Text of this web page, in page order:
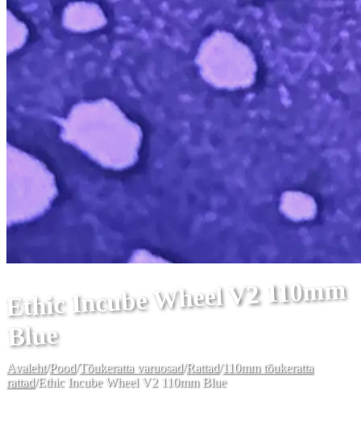
Ethic Incube Wheel V2 110mm
Blue
Avaleht/Pood/Tõukeratta varuosad/Rattad/110mm tõukeratta
rattad/Ethic Incube Wheel V2 110mm Blue